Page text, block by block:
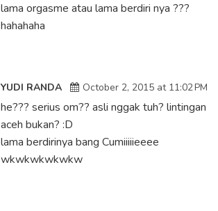
lama orgasme atau lama berdiri nya ???
hahahaha
YUDI RANDA October 2, 2015 at 11:02 PM
he??? serius om?? asli nggak tuh? lintingan
aceh bukan? :D
lama berdirinya bang Cumiiiiieeee
wkwkwkwkwkw